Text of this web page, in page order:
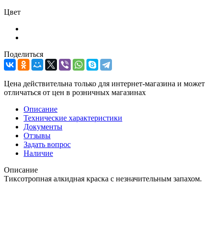
Цвет
Поделиться
Цена действительна только для интернет-магазина и может
отличаться от цен в розничных магазинах
Описание
Технические характеристики
Документы
Отзывы
Задать вопрос
Наличие
Описание
Тиксотропная алкидная краска с незначительным запахом.